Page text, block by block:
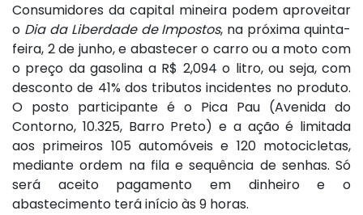
Consumidores da capital mineira podem aproveitar
o Dia da Liberdade de Impostos, na próxima quinta-
feira, 2 de junho, e abastecer o carro ou a moto com
o preço da gasolina a R$ 2,094 o litro, ou seja, com
desconto de 41% dos tributos incidentes no produto.
O posto participante é o Pica Pau (Avenida do
Contorno, 10.325, Barro Preto) e a ação é limitada
aos primeiros 105 automóveis e 120 motocicletas,
mediante ordem na fila e sequência de senhas. Só
será aceito pagamento em dinheiro e o
abastecimento terá início às 9 horas.